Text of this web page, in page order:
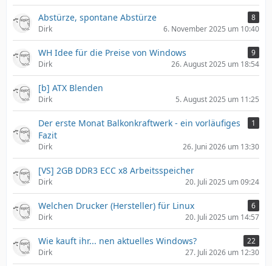
Abstürze, spontane Abstürze
8
Dirk
6. November 2025 um 10:40
WH Idee für die Preise von Windows
9
Dirk
26. August 2025 um 18:54
[b] ATX Blenden
Dirk 5. August 2025 um 11:25
Der erste Monat Balkonkraftwerk - ein vorläufiges
Fazit
1
Dirk 26. Juni 2026 um 13:30
[VS] 2GB DDR3 ECC x8 Arbeitsspeicher
Dirk 20. Juli 2025 um 09:24
Welchen Drucker (Hersteller) für Linux
6
Dirk
20. Juli 2025 um 14:57
Wie kauft ihr... nen aktuelles Windows?
22
Dirk
27. Juli 2026 um 12:30